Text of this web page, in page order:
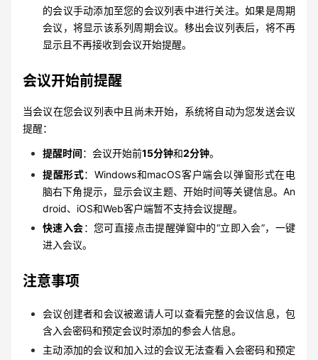
的会议手动添加至您的会议列表中进行关注。如果是周期
会议，将显示该系列周期会议。移出会议列表后，将不再
显示且不再接收到会议开始提醒。
会议开始前提醒
当会议在您会议列表中且尚未开始，系统将自动为您发送会议
提醒：
提醒时间：会议开始前15分钟和2分钟。
提醒形式：Windows和macOS客户端会以弹窗形式在电
脑右下角提示，显示会议主题、开始时间等关键信息。An
droid、iOS和Web客户端暂不支持会议提醒。
快速入会：您可直接点击提醒弹窗中的“立即入会”，一键
进入会议。
注意事项
会议创建者和会议被邀请人可以查看完整的会议信息，包
含入会密码和预定会议时添加的参会人信息。
主动添加的会议和加入过的会议无法查看入会密码和预定